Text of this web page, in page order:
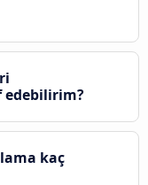
edebilirim?
kaç